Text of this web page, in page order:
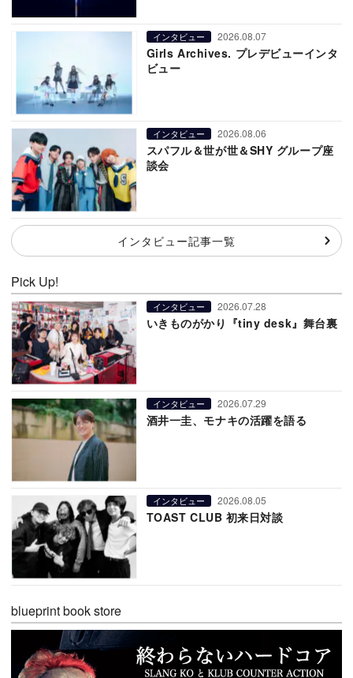
インタビュー 2026.08.07
Girls Archives. プレデビューインタ
ビュー
インタビュー 2026.08.06
スパフル＆世が世＆SHY グループ座
談会
インタビュー記事一覧
Pick Up!
インタビュー 2026.07.28
いきものがかり『tiny desk』舞台裏
インタビュー 2026.07.29
酒井一圭、モナキの活躍を語る
インタビュー 2026.08.05
TOAST CLUB 初来日対談
blueprint book store